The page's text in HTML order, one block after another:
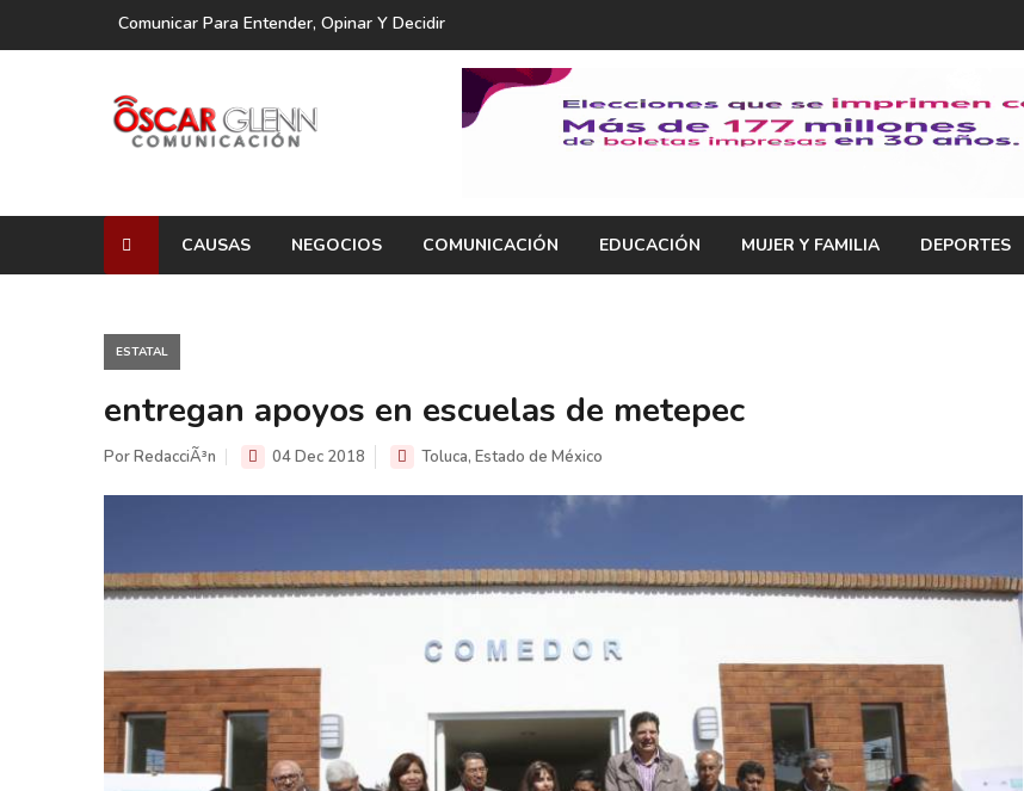
Comunicar Para Entender, Opinar Y Decidir
CAUSAS NEGOCIOS COMUNICACIÓN EDUCACIÓN MUJER Y FAMILIA DEPORTES
ESTATAL
entregan apoyos en escuelas de metepec
Por RedacciÃ³n 04 Dec 2018 Toluca, Estado de México